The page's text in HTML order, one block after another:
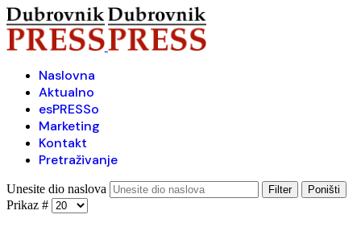
Naslovna
Aktualno
esPRESSo
Marketing
Kontakt
Pretraživanje
Unesite dio naslova Filter Poništi
Prikaz #